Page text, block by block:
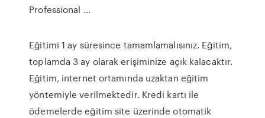
Professional ...
Eğitimi 1 ay süresince tamamlamalısınız. Eğitim,
toplamda 3 ay olarak erişiminize açık kalacaktır.
Eğitim, internet ortamında uzaktan eğitim
yöntemiyle verilmektedir. Kredi kartı ile
ödemelerde eğitim site üzerinde otomatik